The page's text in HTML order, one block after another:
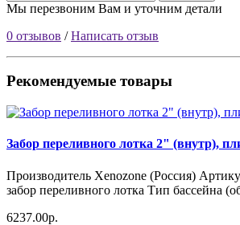
Мы перезвоним Вам и уточним детали
0 отзывов /Написать отзыв
Рекомендуемые товары
Забор переливного лотка 2" (внутр),
Производитель Xenozone (Россия)
забор переливного лотка Тип бассейна
6237.00р.